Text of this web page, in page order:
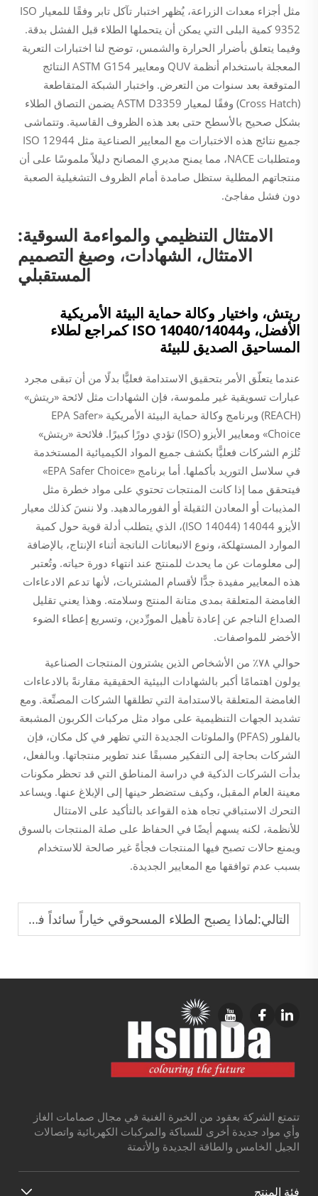
مثل أجزاء معدات الزراعة، يُظهر اختبار تآكل تابر وفقًا للمعيار ISO
9352 كمية البلى التي يمكن أن يتحملها الطلاء قبل الفشل بدقة.
وفيما يتعلق بأضرار الحرارة والشمس، توضح لنا اختبارات التعرية
المعجلة باستخدام أنظمة QUV ومعايير ASTM G154 النتائج
المتوقعة بعد سنوات من التعرض. واختبار الشبكة المتقاطعة
(Cross Hatch) وفقًا لمعيار ASTM D3359 يضمن التصاق الطلاء
بشكل صحيح بالأسطح حتى بعد هذه الظروف القاسية. وتتماشى
جميع نتائج هذه الاختبارات مع المعايير الصناعية مثل ISO 12944
ومتطلبات NACE، مما يمنح مديري المصانح دليلاً ملموسًا على أن
منتجاتهم المطلية ستظل صامدة أمام الظروف التشغيلية الصعبة
دون فشل مفاجئ.
الامتثال التنظيمي والمواءمة السوقية:
الامتثال، الشهادات، وصيغ التصميم
المستقبلي
ريتش، واختيار وكالة حماية البيئة الأمريكية
الأفضل، وISO 14040/14044 كمراجع لطلاء
المساحيق الصديق للبيئة
عندما يتعلّق الأمر بتحقيق الاستدامة فعليًّا بدلًا من أن تبقى مجرد
عبارات تسويقية غير ملموسة، فإن الشهادات مثل لائحة «ريتش»
(REACH) وبرنامج وكالة حماية البيئة الأمريكية «EPA Safer
Choice» ومعايير الأيزو (ISO) تؤدي دورًا كبيرًا. فلائحة «ريتش»
تُلزم الشركات فعليًّا بكشف جميع المواد الكيميائية المستخدمة
في سلاسل التوريد بأكملها. أما برنامج «EPA Safer Choice»
فيتحقق مما إذا كانت المنتجات تحتوي على مواد خطرة مثل
المذيبات أو المعادن الثقيلة أو الفورمالدهيد. ولا ننسَ كذلك معيار
الأيزو 14044 (ISO 14044)، الذي يتطلب أدلة قوية حول كمية
الموارد المستهلكة، ونوع الانبعاثات الناتجة أثناء الإنتاج، بالإضافة
إلى معلومات عن ما يحدث للمنتج عند انتهاء دورة حياته. وتُعتبر
هذه المعايير مفيدة جدًّا لأقسام المشتريات، لأنها تدعم الادعاءات
الغامضة المتعلقة بمدى متانة المنتج وسلامته. وهذا يعني تقليل
الصداع الناجم عن إعادة تأهيل المورِّدين، وتسريع إعطاء الضوء
الأخضر للمواصفات.
حوالي ٧٨٪ من الأشخاص الذين يشترون المنتجات الصناعية
يولون اهتمامًا أكبر بالشهادات البيئية الحقيقية مقارنةً بالادعاءات
الغامضة المتعلقة بالاستدامة التي تطلقها الشركات المصنِّعة. ومع
تشديد الجهات التنظيمية على مواد مثل مركبات الكربون المشبعة
بالفلور (PFAS) والملوثات الجديدة التي تظهر في كل مكان، فإن
الشركات بحاجة إلى التفكير مسبقًا عند تطوير منتجاتها. وبالفعل،
بدأت الشركات الذكية في دراسة المناطق التي قد تحظر مكونات
معينة العام المقبل، وكيف ستضطر حينها إلى الإبلاغ عنها. ويساعد
التحرك الاستباقي تجاه هذه القواعد بالتأكيد على الامتثال
للأنظمة، لكنه يسهم أيضًا في الحفاظ على صلة المنتجات بالسوق
ويمنع حالات تصبح فيها المنتجات فجأةً غير صالحة للاستخدام
بسبب عدم توافقها مع المعايير الجديدة.
التالي:لماذا يصبح الطلاء المسحوقي خياراً سائداً في معالجة أسطح المعادن
تتمتع الشركة بعقود من الخبرة الغنية في مجال صمامات الغاز
وأي مواد جديدة أخرى للسباكة والمركبات الكهربائية واتصالات
الجيل الخامس والطاقة الجديدة والأتمتة
فئة المنتج